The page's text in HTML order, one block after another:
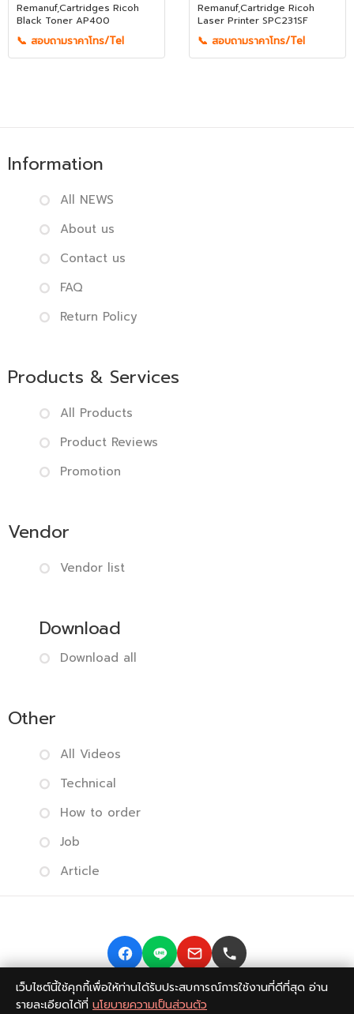
Remanuf,Cartridges Ricoh
Black Toner AP400
📞 สอบถามราคาโทร/Tel
Remanuf,Cartridge Ricoh
Laser Printer SPC231SF
📞 สอบถามราคาโทร/Tel
Information
All NEWS
About us
Contact us
FAQ
Return Policy
Products & Services
All Products
Product Reviews
Promotion
Vendor
Vendor list
Download
Download all
Other
All Videos
Technical
How to order
Job
Article
Copyright © 2014-2026 BISMONPRINT Co.,LTD
Privacy
policy|Return Policy
เว็บไซต์นี้ใช้คุกกี้เพื่อให้ท่านได้รับประสบการณ์การใช้งานที่ดีที่สุด อ่าน
รายละเอียดได้ที่ นโยบายความเป็นส่วนตัว